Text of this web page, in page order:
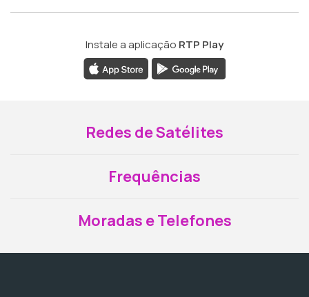
Instale a aplicação RTP Play
Redes de Satélites
Frequências
Moradas e Telefones